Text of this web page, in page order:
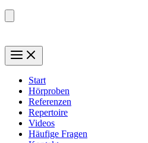
Start
Hörproben
Referenzen
Repertoire
Videos
Häufige Fragen